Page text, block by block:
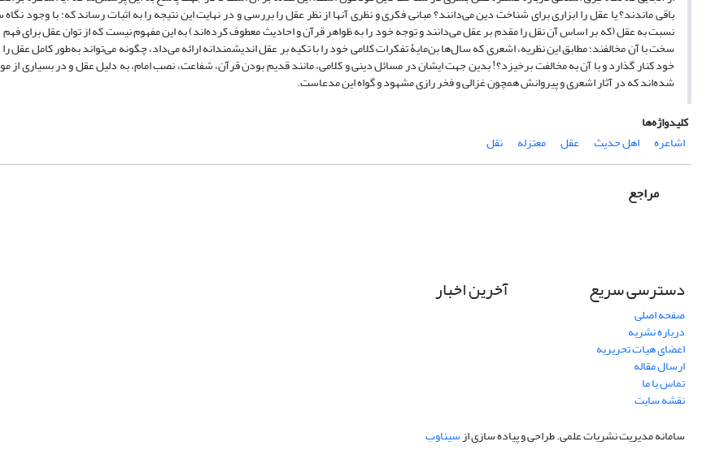
باقی ماندند؟ یا عقل را ابزاری برای شناخت دین می‌دانند؟ مبانی فکری و نظری آنها از نظر عقل را بررسی و در نهایت این نتیجه را به اثبات رساند که: با وجود
نسبت به عقل (که بر اساس آن نقل را مقدم بر عقل می‌دانند و توجه خود را به ظواهر قرآن و احادیث معطوف کرده‌اند) به این مفهوم نیست که از توان عقل برای فهم
سخت با آن مخالفند؛ مطابق این نظریه، اشعری که سال‌ها بن‌مایۀ تفکرات کلامی خود را با تکیه بر عقل اندیشمندانه ارائه می‌داد، چگونه می‌تواند به‌طور کامل عقل
خود کنار گذارد و با آن به مخالفت برخیزد؟! بدین جهت ایشان در مسائل دینی و کلامی، مانند قدیم بودن قرآن، شفاعت، نصب امام، به دلیل عقل و در بسیاری از
شده‌اند که در آثار اشعری و پیروانش همچون غزالی و فخر رازی مشهود و گواه این مدعاست.
کلیدواژه‌ها
اشاعره
اهل حدیث عقل معتزله نقل
مراجع
دسترسی سریع
صفحه اصلی
درباره نشریه
اعضای هیات تحریریه
ارسال مقاله
تماس با ما
نقشه سایت
آخرین اخبار
سامانه مدیریت نشریات علمی.طراحی و پیاده سازی ازسیناوب